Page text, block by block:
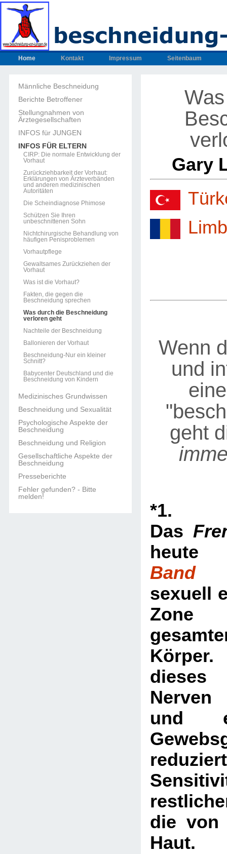
Home Kontakt Impressum Seitenbaum
Männliche Beschneidung
Berichte Betroffener
Stellungnahmen von
Ärztegesellschaften
INFOS für JUNGEN
INFOS FÜR ELTERN
CIRP: Die normale Entwicklung der
Vorhaut
Zurückziehbarkeit der Vorhaut:
Erklärungen von Ärzteverbänden
und anderen medizinischen
Autoritäten
Die Scheindiagnose Phimose
Schützen Sie Ihren
unbeschnittenen Sohn
Nichtchirurgische Behandlung von
häufigen Penisproblemen
Vorhautpflege
Gewaltsames Zurückziehen der
Vorhaut
Was ist die Vorhaut?
Fakten, die gegen die
Beschneidung sprechen
Was durch die Beschneidung
verloren geht
Nachteile der Beschneidung
Ballonieren der Vorhaut
Beschneidung-Nur ein kleiner
Schnitt?
Babycenter Deutschland und die
Beschneidung von Kindern
Medizinisches Grundwissen
Beschneidung und Sexualität
Psychologische Aspekte der
Beschneidung
Beschneidung und Religion
Gesellschaftliche Aspekte der
Beschneidung
Presseberichte
Fehler gefunden? - Bitte
melden!
Gary
Wenn
und
geht
*1.
Das
Band
sexuell
Nerven
und
die von
Haut.